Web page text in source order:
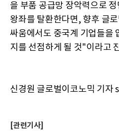
을 부품 공급망 장악력으로
왕좌를 탈환한다면, 향후 글
싸움에서도 중국계 기업들을
지를 선점하게 될 것"이라고
신경원 글로벌이코노믹 기
[관련기사]